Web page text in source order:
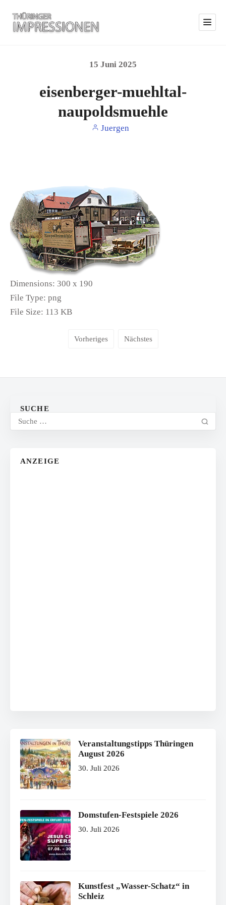
15 Juni 2025
eisenberger-muehltal-
naupoldsmuehle
Juergen
Dimensions: 300 x 190
File Type: png
File Size: 113 KB
Vorheriges Nächstes
SUCHE
ANZEIGE
Veranstaltungstipps Thüringen
August 2026
30. Juli 2026
Domstufen-Festspiele 2026
30. Juli 2026
Kunstfest „Wasser-Schatz“ in
Schleiz